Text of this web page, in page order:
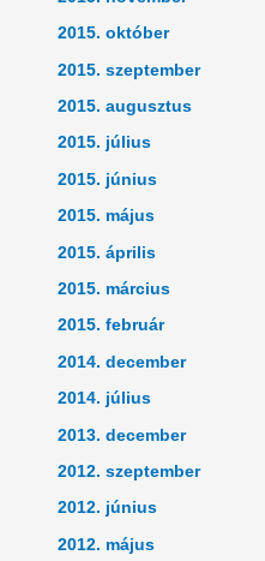
2015. október
2015. szeptember
2015. augusztus
2015. július
2015. június
2015. május
2015. április
2015. március
2015. február
2014. december
2014. július
2013. december
2012. szeptember
2012. június
2012. május